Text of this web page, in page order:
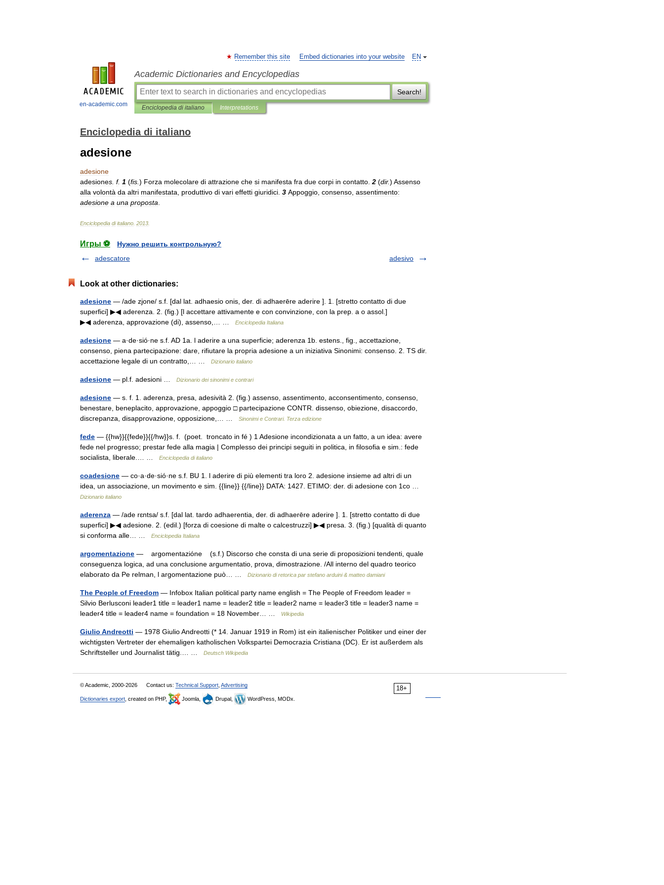
en-academic.com
EN
Remember this site Embed dictionaries into your website
Academic Dictionaries and Encyclopedias
Search!
Enciclopedia di italiano Interpretations
Enciclopedia di italiano
adesione
adesione
adesiones f. 1 (fis ) Forza molecolare di attrazione che si manifesta fra due corpi in contatto 2 (dir.) Assenso
alla volontà da altri manifestata produttivo di vari effetti giuridici 3 Appoggio consenso assentimento:
adesione a una proposta
Enciclopedia di italiano 2013
Игры ⚽
Нужно решить контрольную?
adescatore
adesivo
Look at other dictionaries:
adesione — /ade zjone/ s.f. [dal lat. adhaesio onis, der. di adhaerēre aderire ]. 1. [stretto contatto di due
superfici] ▶◀ aderenza. 2. (fig.) [l accettare attivamente e con convinzione, con la prep. a o assol.]
▶◀ aderenza, approvazione (di), assenso,… …
Enciclopedia Italiana
adesione — a·de·sió·ne s.f. AD 1a. l aderire a una superficie; aderenza 1b. estens., fig., accettazione,
consenso, piena partecipazione: dare, rifiutare la propria adesione a un iniziativa Sinonimi: consenso. 2. TS dir.
accettazione legale di un contratto,… …
Dizionario italiano
adesione — pl.f. adesioni … Dizionario dei sinonimi e contrari
adesione — s. f. 1. aderenza, presa, adesività 2. (fig.) assenso, assentimento, acconsentimento, consenso,
benestare, beneplacito, approvazione, appoggio □ partecipazione CONTR. dissenso, obiezione, disaccordo,
discrepanza, disapprovazione, opposizione,… …
Sinonimi e Contrari. Terza edizione
fede — {{hw}}{{fede}}{{/hw}}s. f. (poet. troncato in fé ) 1 Adesione incondizionata a un fatto, a un idea: avere
fede nel progresso; prestar fede alla magia | Complesso dei principi seguiti in politica, in filosofia e sim.: fede
socialista, liberale.… …
Enciclopedia di italiano
coadesione — co·a·de·sió·ne s.f. BU 1. l aderire di più elementi tra loro 2. adesione insieme ad altri di un
idea, un associazione, un movimento e sim. {{line}} {{/line}} DATA: 1427. ETIMO: der. di adesione con 1co …
Dizionario italiano
aderenza — /ade rɛntsa/ s.f. [dal lat. tardo adhaerentia, der. di adhaerēre aderire ]. 1. [stretto contatto di due
superfici] ▶◀ adesione. 2. (edil.) [forza di coesione di malte o calcestruzzi] ▶◀ presa. 3. (fig.) [qualità di quanto
si conforma alle… …
Enciclopedia Italiana
argomentazione — argomentazióne (s.f.) Discorso che consta di una serie di proposizioni ten­denti, quale
conseguenza logica, ad una conclusione argumentatio, prova, dimostrazione. /All interno del quadro teorico
elaborato da Pe relman, l argomentazione può… …
Dizionario di retorica par stefano arduini & matteo damiani
The People of Freedom — Infobox Italian political party name english = The People of Freedom leader =
Silvio Berlusconi leader1 title = leader1 name = leader2 title = leader2 name = leader3 title = leader3 name =
leader4 title = leader4 name = foundation = 18 November… …
Wikipedia
Giulio Andreotti — 1978 Giulio Andreotti (* 14. Januar 1919 in Rom) ist ein italienischer Politiker und einer der
wichtigsten Vertreter der ehemaligen katholischen Volkspartei Democrazia Cristiana (DC). Er ist außerdem als
Schriftsteller und Journalist tätig.… …
Deutsch Wikipedia
18+
© Academic, 2000-2026 Contact us: Technical Support Advertising
Dictionaries export , created on PHP, Joomla, Drupal, WordPress, MODx.